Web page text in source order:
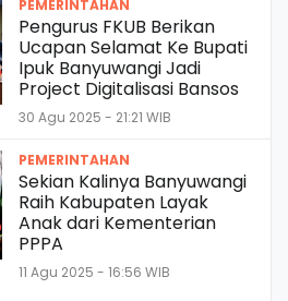
PEMERINTAHAN
Pengurus FKUB Berikan
Ucapan Selamat Ke Bupati
Ipuk Banyuwangi Jadi
Project Digitalisasi Bansos
30 Agu 2025 - 21:21 WIB
PEMERINTAHAN
Sekian Kalinya Banyuwangi
Raih Kabupaten Layak
Anak dari Kementerian
PPPA
11 Agu 2025 - 16:56 WIB